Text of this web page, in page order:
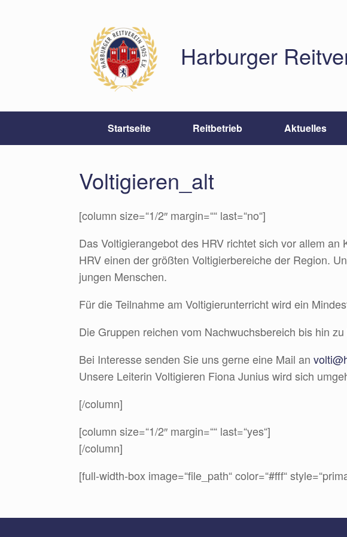
Harburger
Startseite Reitbetrieb Aktuelles
Voltigieren_alt
[column size=“1/2″ margin=““ last=“no“]
Das Voltigierangebot des HRV richtet sich vor allem
HRV einen der größten Voltigierbereiche der Region.
jungen Menschen.
Für die Teilnahme am Voltigierunterricht wird ein
Die Gruppen reichen vom Nachwuchsbereich bis hin
Bei Interesse senden Sie uns gerne eine Mail an
Unsere Leiterin Voltigieren Fiona Junius wird sich
[/column]
[column size=“1/2″ margin=““ last=“yes“]
[/column]
[full-width-box image=“file_path“ color=“#fff“